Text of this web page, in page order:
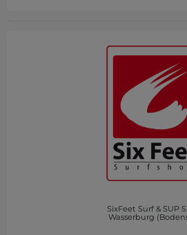
SixFeet Surf & SUP
Wasserburg